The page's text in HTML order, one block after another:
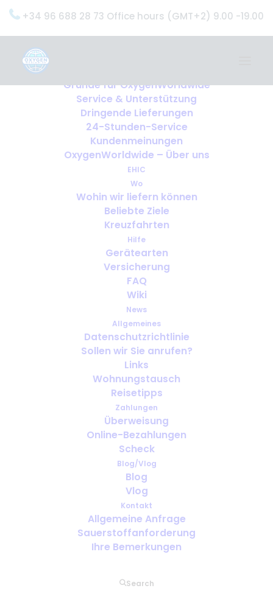
+34 96 688 28 73 Office hours (GMT+2) 9.00 -19.00
Gründe für OxygenWorldwide
Service & Unterstützung
Dringende Lieferungen
24-Stunden-Service
Kundenmeinungen
OxygenWorldwide – Über uns
EHIC
Wo
Wohin wir liefern können
Beliebte Ziele
Kreuzfahrten
Hilfe
Gerätearten
Versicherung
FAQ
Wiki
News
Allgemeines
Datenschutzrichtlinie
Sollen wir Sie anrufen?
Links
Wohnungstausch
Reisetipps
Zahlungen
Überweisung
Online-Bezahlungen
Scheck
Blog/Vlog
Blog
Vlog
Kontakt
Allgemeine Anfrage
Sauerstoffanforderung
Ihre Bemerkungen
Search
Getting 'high' on air...
| PORTABLE OXYGEN
Even the healthiest person would find it difficult to